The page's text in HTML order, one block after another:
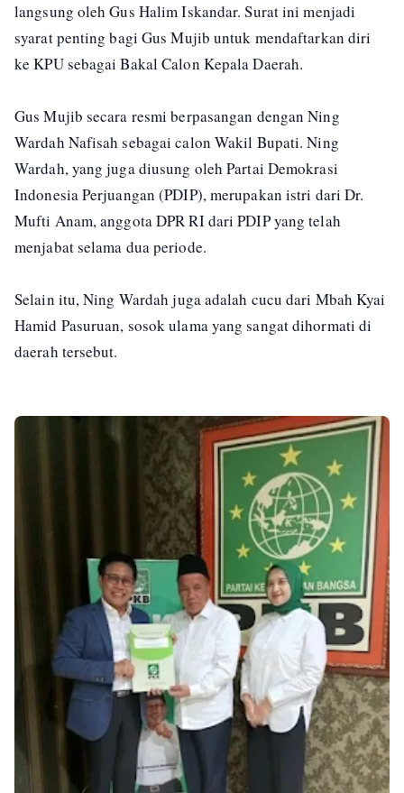
langsung oleh Gus Halim Iskandar. Surat ini menjadi
syarat penting bagi Gus Mujib untuk mendaftarkan diri
ke KPU sebagai Bakal Calon Kepala Daerah.
Gus Mujib secara resmi berpasangan dengan Ning
Wardah Nafisah sebagai calon Wakil Bupati. Ning
Wardah, yang juga diusung oleh Partai Demokrasi
Indonesia Perjuangan (PDIP), merupakan istri dari Dr.
Mufti Anam, anggota DPR RI dari PDIP yang telah
menjabat selama dua periode.
Selain itu, Ning Wardah juga adalah cucu dari Mbah Kyai
Hamid Pasuruan, sosok ulama yang sangat dihormati di
daerah tersebut.